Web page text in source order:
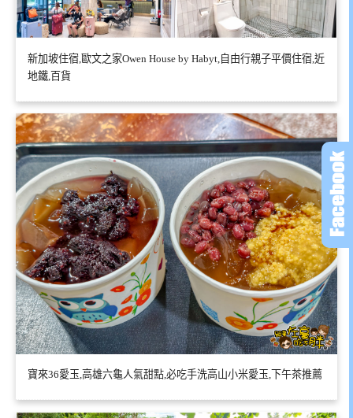
新加坡住宿,歐文之家Owen House by Habyt,自由行親子平價住宿,近
地鐵,百貨
寶來36愛玉,高雄六龜人氣甜點,必吃手洗高山小米愛玉,下午茶推薦